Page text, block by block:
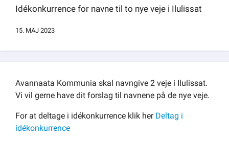
Tsunami
sullissivik.gl
Planportal
Om kommunen
Idékonkurrence for navne til to nye veje i Ilulissat
15. MAJ 2023
Avannaata Kommunia skal navngive 2 veje i Ilulissat.
Vi vil gerne have dit forslag til navnene på de nye veje.
For at deltage i idékonkurrence klik her Deltag i
idékonkurrence